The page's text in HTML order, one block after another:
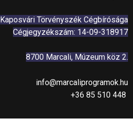
Kaposvári Törvényszék Cégbírósága
Cégjegyzékszám: 14-09-318917
8700 Marcali, Múzeum köz 2.
info@marcaliprogramok.hu
+36 85 510 448